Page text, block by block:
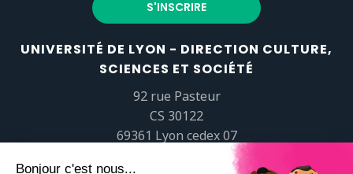
UNIVERSITÉ DE LYON - DIRECTION CULTURE,
SCIENCES ET SOCIÉTÉ
92 rue Pasteur
CS 30122
69361 Lyon cedex 07
popsciences@universite-lyon.fr